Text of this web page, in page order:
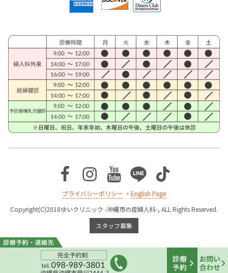
Facebook
Instagram
Youtube
LineTikTok
プライバシーポリシー ・ English Page
Copyright(C)2018ゆいクリニック -沖縄市の産婦人科-, ALL Rights Reserved.
スタッフ募集